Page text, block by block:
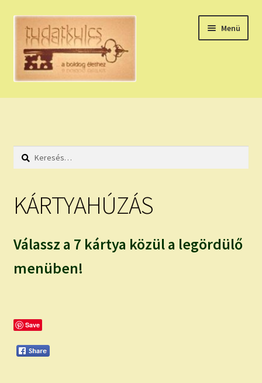
Ugrás
navigációhoz
Kilépés
tartalomba
Menü
HÚZZ EGY KÁRTYÁT!
HOLDNAPTÁR
HOLD TANÁCSOK
KÉRJ EGY MEGERŐSÍTÉST!
Expand
IRATKOZZ FEL A VIDEÓ CSATORNÁNKRA!
Keresés:
KÁRTYAHÚZÁS
Válassz a 7 kártya közül a legördülő
menüben!
Save